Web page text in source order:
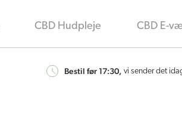
CBD Hudpleje CBD E-
Bestil før 17:30, vi sender det